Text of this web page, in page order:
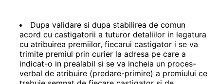
Dupa validare si dupa stabilirea de comun
acord cu castigatorii a tuturor detaliilor in legatura
cu atribuirea premiilor, fiecarui castigator i se va
trimite premiul prin curier la adresa pe care a
indicat-o in prealabil si se va incheia un proces-
verbal de atribuire (predare-primire) a premiului ce